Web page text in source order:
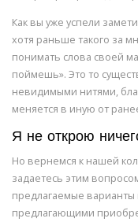
Как вы уже успели
хотя раньше такого за
понимать слова своей
поймешь». Это то
невидимыми нитями,
меняется в иную от
Я не открою
Но вернемся к нашей
задаетесь этим
предлагаемые варианты
предлагающими